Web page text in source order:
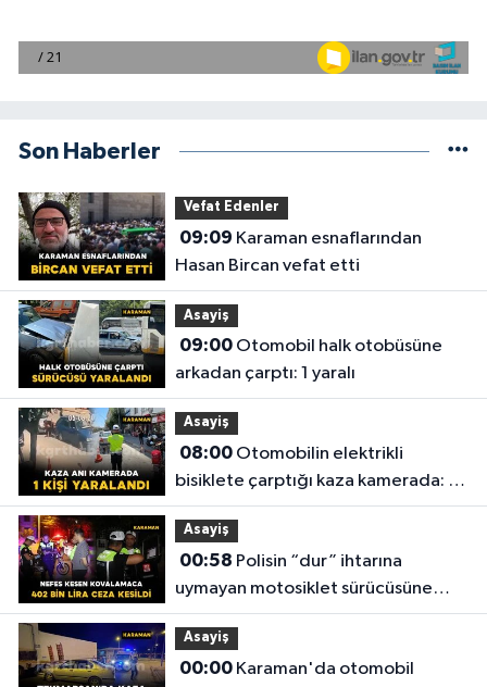
Son Haberler
Vefat Edenler
09:09
Hasan Bircan vefat etti
Asayiş
09:00Otomobil halk otobüsüne
arkadan çarptı: 1 yaralı
Asayiş
08:00Otomobilin elektrikli
bisiklete çarptığı kaza kamerada: 1
yaralı
Asayiş
00:58
uymayan motosiklet sürücüsüne
402 bin lira ceza kesildi
Asayiş
00:00Karaman'da otomobil